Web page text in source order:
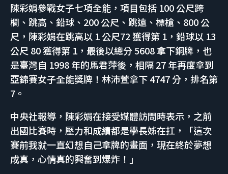
陳彩娟參戰女子七項全能，項目包括 100 公尺跨
欄、跳高、鉛球、200 公尺、跳遠、標槍、800 公
尺，陳彩娟在跳高以 1 公尺72 獲得第 1，鉛球以 13
公尺 80 獲得第 1，最後以總分 5608 拿下銅牌，也
是臺灣自 1998 年的馬君萍後，相隔 27 年再度拿到
亞錦賽女子全能獎牌！林沛萱拿下 4747 分，排名第
7。
中央社報導，陳彩娟在接受媒體訪問時表示，之前
出國比賽時，壓力和成績都是學長姊在扛，「這次
賽前我就一直幻想自己拿牌的畫面，現在終於夢想
成真，心情真的興奮到爆炸！」